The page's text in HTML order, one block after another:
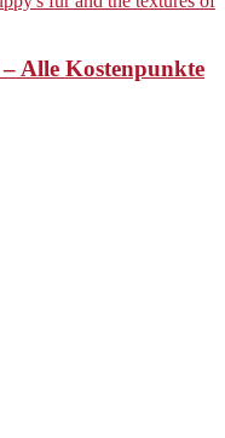
Alle Kostenpunkte